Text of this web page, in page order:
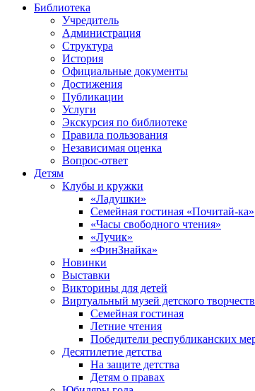
Библиотека
Учредитель
Администрация
Структура
История
Официальные документы
Достижения
Публикации
Услуги
Экскурсия по библиотеке
Правила пользования
Независимая оценка
Вопрос-ответ
Детям
Клубы и кружки
«Ладушки»
Семейная гостиная «Почитай-ка»
«Часы свободного чтения»
«Лучик»
«ФинЗнайка»
Новинки
Выставки
Викторины для детей
Виртуальный музей детского
Семейная гостиная
Летние чтения
Победители республиканских
Десятилетие детства
На защите детства
Детям о правах